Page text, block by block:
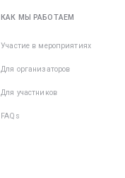
КАК МЫ РАБОТАЕМ
Участие в мероприятиях
Для организаторов
Для участников
FAQs